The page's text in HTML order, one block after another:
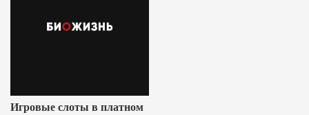
Игровые слоты в платном